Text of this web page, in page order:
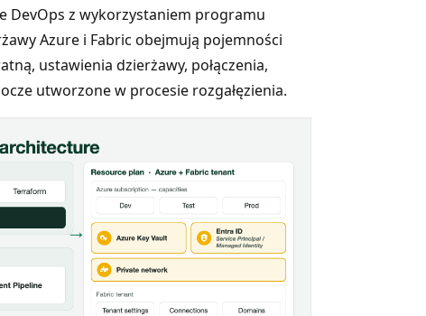
DevOps z wykorzystaniem programu
Azure i Fabric obejmują pojemności
ustawienia dzierżawy, połączenia,
utworzone w procesie rozgałęzienia.